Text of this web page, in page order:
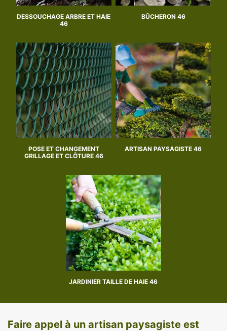
DESSOUCHAGE ARBRE ET HAIE
46
BÛCHERON 46
POSE ET CHANGEMENT
GRILLAGE ET CLÔTURE 46
ARTISAN PAYSAGISTE 46
JARDINIER TAILLE DE HAIE 46
Faire appel à un artisan paysagiste est